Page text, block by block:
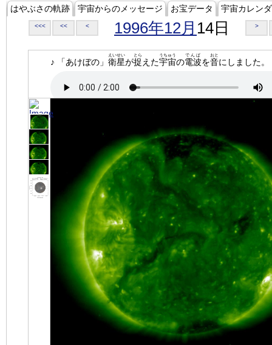
はやぶさの軌跡 宇宙からのメッセージ お宝データ 宇宙カレン
<<< << < 1996年12月 14日 >
♪ 「あけぼの」 衛星
えいせい
が捉
とら
えた宇宙
うちゅう
の電波
でんぱ
を音
おと
にしました。